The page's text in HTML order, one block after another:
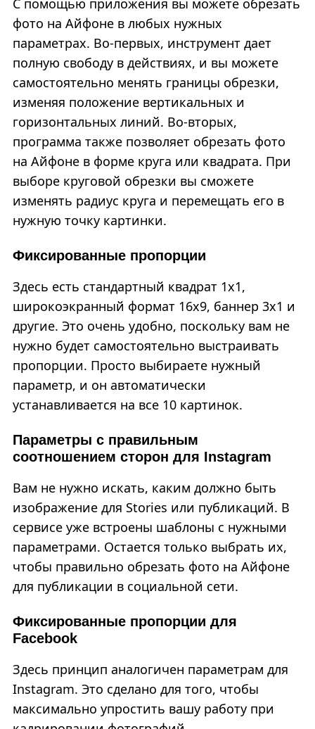
фото на Айфоне в любых нужных
параметрах. Во-первых, инструмент дает
полную свободу в действиях, и вы можете
самостоятельно менять границы обрезки,
изменяя положение вертикальных и
горизонтальных линий. Во-вторых,
программа также позволяет обрезать фото
на Айфоне в форме круга или квадрата. При
выборе круговой обрезки вы сможете
изменять радиус круга и перемещать его в
нужную точку картинки.
Фиксированные пропорции
Здесь есть стандартный квадрат 1х1,
широкоэкранный формат 16х9, баннер 3х1 и
другие. Это очень удобно, поскольку вам не
нужно будет самостоятельно выстраивать
пропорции. Просто выбираете нужный
параметр, и он автоматически
устанавливается на все 10 картинок.
Параметры с правильным
соотношением сторон для Instagram
Вам не нужно искать, каким должно быть
изображение для Stories или публикаций. В
сервисе уже встроены шаблоны с нужными
параметрами. Остается только выбрать их,
чтобы правильно обрезать фото на Айфоне
для публикации в социальной сети.
Фиксированные пропорции для
Facebook
Здесь принцип аналогичен параметрам для
Instagram. Это сделано для того, чтобы
максимально упростить вашу работу при